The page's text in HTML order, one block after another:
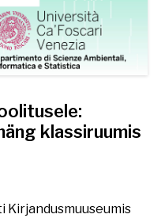
klassiruumis
Kirjandusmuuseumis